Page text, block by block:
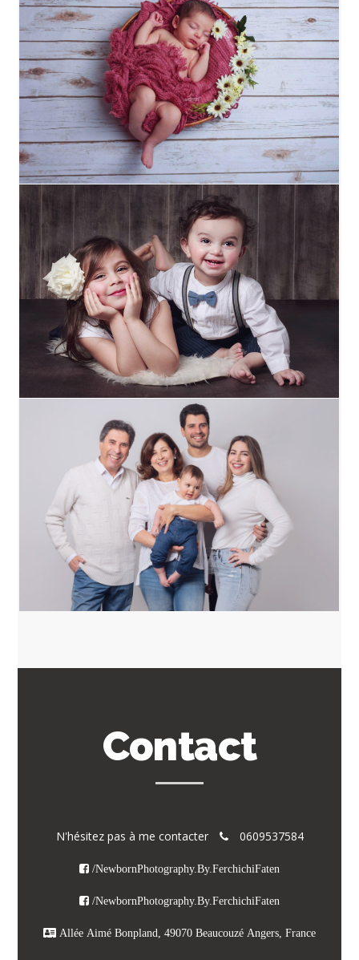
Contact
N'hésitez pas à me contacter 0609537584
/NewbornPhotography.By.FerchichiFaten
/NewbornPhotography.By.FerchichiFaten
Allée Aimé Bonpland, 49070 Beaucouzé Angers, France